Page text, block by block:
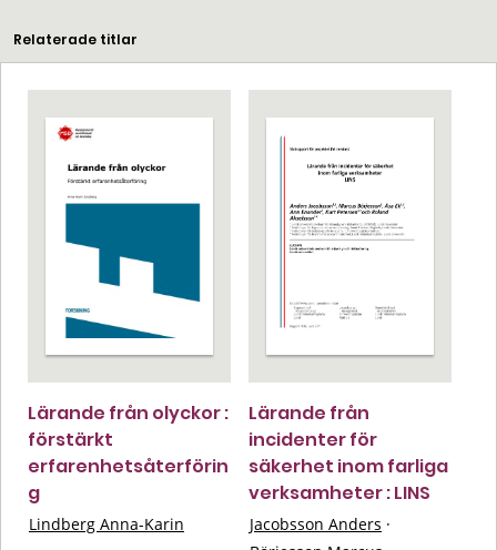
Relaterade titlar
Lärande från olyckor :
förstärkt
erfarenhetsåterförin
g
Lindberg Anna-Karin
Lärande från
incidenter för
säkerhet inom farliga
verksamheter : LINS
Jacobsson Anders ·